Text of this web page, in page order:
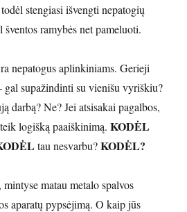
stengiasi išvengti nepatogių
ramybės net pameluoti.
nepatogus aplinkiniams. Gerieji
gal supažindinti su vienišu vyriškiu?
darbą? Ne? Jei atsisakai pagalbos,
logišką paaiškinimą. KODĖL
tau nesvarbu?KODĖL?
mintyse matau metalo spalvos
aparatų pypsėjimą. O kaip jūs